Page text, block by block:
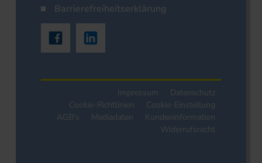
Barrierefreiheitserklärung
Impressum
Datenschutz
Cookie-Richtlinien
Cookie-Einstellung
AGB's
Mediadaten
Kundeninformation
Widerrufsrecht